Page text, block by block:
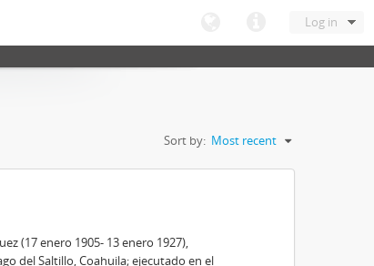
Log in
Sort by: Most recent
(17 enero 1905- 13 enero 1927),
del Saltillo, Coahuila; ejecutado en el